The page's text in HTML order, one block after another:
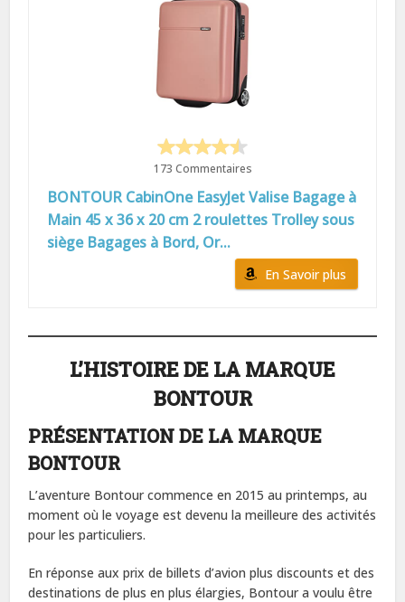
173 Commentaires
BONTOUR CabinOne EasyJet Valise Bagage à
Main 45 x 36 x 20 cm 2 roulettes Trolley sous
siège Bagages à Bord, Or...
En Savoir plus
L’HISTOIRE DE LA MARQUE
BONTOUR
PRÉSENTATION DE LA MARQUE
BONTOUR
L’aventure Bontour commence en 2015 au printemps, au
moment où le voyage est devenu la meilleure des activités
pour les particuliers.
En réponse aux prix de billets d’avion plus discounts et des
destinations de plus en plus élargies, Bontour a voulu être